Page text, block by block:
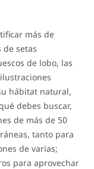
más de
de setas
de lobo, las
hábitat natural,
debes buscar,
de más de 50
tanto para
de varias;
para aprovechar